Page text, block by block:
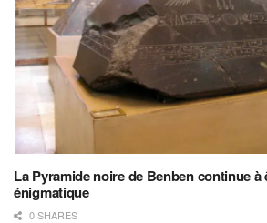
La Pyramide noire de Benben continue à
énigmatique
0 SHARES